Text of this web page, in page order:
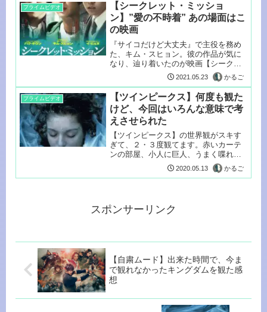
プライムビデオ
【シークレット・ミッショ
ン】”愛の不時着” あの場面はこ
の映画
『サイコだけど大丈夫』で主役を務め
た、キム・スヒョン。彼の作品が気に
なり、辿り着いたのが映画【シークレ
2021.05.23 かるご
プライムビデオ
【ツインピークス】何度も観た
けど、今回はいろんな意味で考
えさせられた
【ツインピークス】の世界観がスキす
ぎて、２・３度観てます。赤いカーテ
ンの部屋、小人に巨人、うまく喋れな
2020.05.13 かるご
スポンサーリンク
【自粛ムード】出来た時間で、今ま
で観れなかったキングダムを観た感
想